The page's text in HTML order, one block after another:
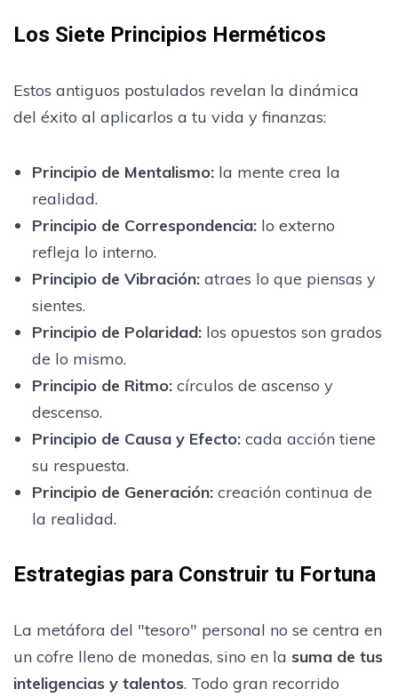
Los Siete Principios Herméticos
Estos antiguos postulados revelan la dinámica
del éxito al aplicarlos a tu vida y finanzas:
Principio de Mentalismo:la mente crea la
realidad.
Principio de Correspondencia:lo externo
refleja lo interno.
Principio de Vibración:atraes lo que piensas y
sientes.
Principio de Polaridad:los opuestos son grados
de lo mismo.
Principio de Ritmo:círculos de ascenso y
descenso.
Principio de Causa y Efecto:cada acción tiene
su respuesta.
Principio de Generación:creación continua de
la realidad.
Estrategias para Construir tu Fortuna
La metáfora del "tesoro" personal no se centra en
un cofre lleno de monedas, sino en la suma de tus
inteligencias y talentos. Todo gran recorrido